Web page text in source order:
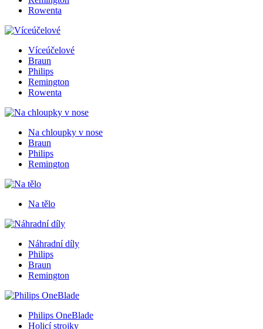
Rowenta
Víceúčelové
Braun
Philips
Remington
Rowenta
Na chloupky v nose
Braun
Philips
Remington
Na tělo
Náhradní díly
Philips
Braun
Remington
Philips OneBlade
Holicí strojky